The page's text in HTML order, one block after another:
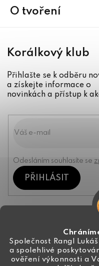
Společnost Rangl
a spolehlivé
ověření výkonnosti a
O tvoření
Korálkový klub
Přihlašte se k odběru
a získejte informace o
novinkách a přístup k
Odesláním souhlasíte se
PŘIHLÁSIT
+420 774 444